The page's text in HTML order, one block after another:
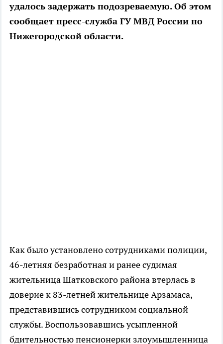
удалось задержать подозреваемую. Об этом
сообщает пресс-служба ГУ МВД России по
Нижегородской области.
Как было установлено сотрудниками полиции,
46-летняя безработная и ранее судимая
жительница Шатковского района втерлась в
доверие к 83-летней жительнице Арзамаса,
представившись сотрудником социальной
службы. Воспользовавшись усыпленной
бдительностью пенсионерки злоумышленница